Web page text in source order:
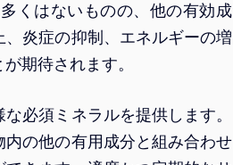
くはないものの、他の有効成
炎症の抑制、エネルギーの増
期待されます。
必須ミネラルを提供します。
の他の有用成分と組み合わせ